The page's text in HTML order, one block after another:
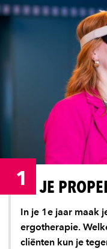
JE
In je 1e jaar maak
ergotherapie.
cliënten kun je
1